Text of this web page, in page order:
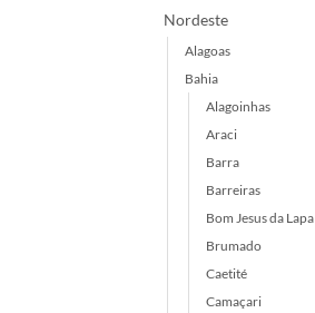
Nordeste
Alagoas
Bahia
Alagoinhas
Araci
Barra
Barreiras
Bom Jesus da Lapa
Brumado
Caetité
Camaçari